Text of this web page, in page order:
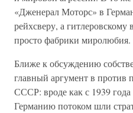
«Дженерал Моторс» в
рейхсверу, а гитлеровскому
просто фабрики миролюбия.
Ближе к обсуждению
главный аргумент в против
СССР: вроде как с 1939
Германию потоком шли